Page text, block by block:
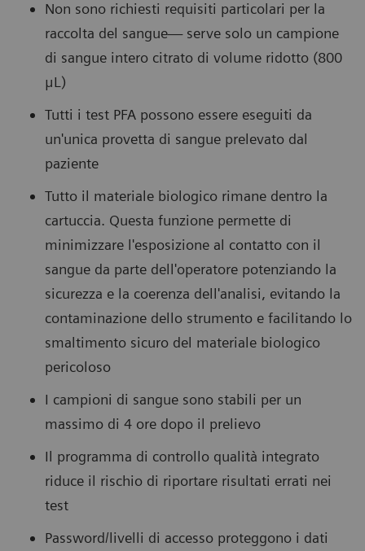
Non sono richiesti requisiti particolari per la
raccolta del sangue— serve solo un campione
di sangue intero citrato di volume ridotto (800
μL)
Tutti i test PFA possono essere eseguiti da
un'unica provetta di sangue prelevato dal
paziente
Tutto il materiale biologico rimane dentro la
cartuccia. Questa funzione permette di
minimizzare l'esposizione al contatto con il
sangue da parte dell'operatore potenziando la
sicurezza e la coerenza dell'analisi, evitando la
contaminazione dello strumento e facilitando lo
smaltimento sicuro del materiale biologico
pericoloso
I campioni di sangue sono stabili per un
massimo di 4 ore dopo il prelievo
Il programma di controllo qualità integrato
riduce il rischio di riportare risultati errati nei
test
Password/livelli di accesso proteggono i dati